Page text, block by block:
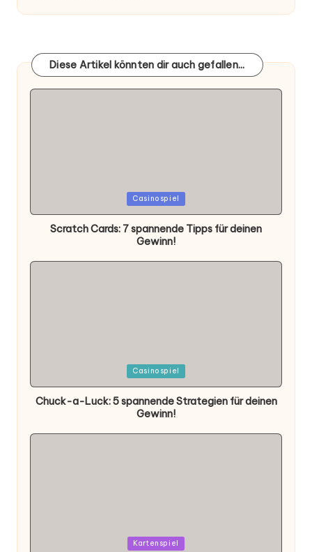
Diese Artikel könnten dir auch gefallen...
in
Casinospiel
Scratch Cards: 7 spannende Tipps für deinen
Gewinn!
in
Casinospiel
Chuck-a-Luck: 5 spannende Strategien für deinen
Gewinn!
Kartenspiel